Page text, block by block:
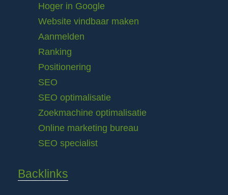
Hoger in Google
Website vindbaar maken
Aanmelden
Ranking
Positionering
SEO
SEO optimalisatie
Zoekmachine optimalisatie
Online marketing bureau
SEO specialist
Backlinks